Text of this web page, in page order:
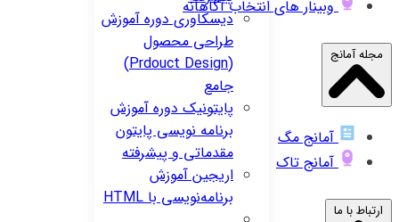
دیسکاوریدوره آموزش
طراحی محصول
(Prdouct Design)
جامع
پایتونیکدوره آموزش
برنامه نویسی پایتون
مقدماتی و پیشرفته
اریجینآموزش
برنامه‌نویسی با HTML
وبینار های انتخاب آگاهانه
مجله آمانج
آمانج مگ
آمانج تاک
ارتباط با ما